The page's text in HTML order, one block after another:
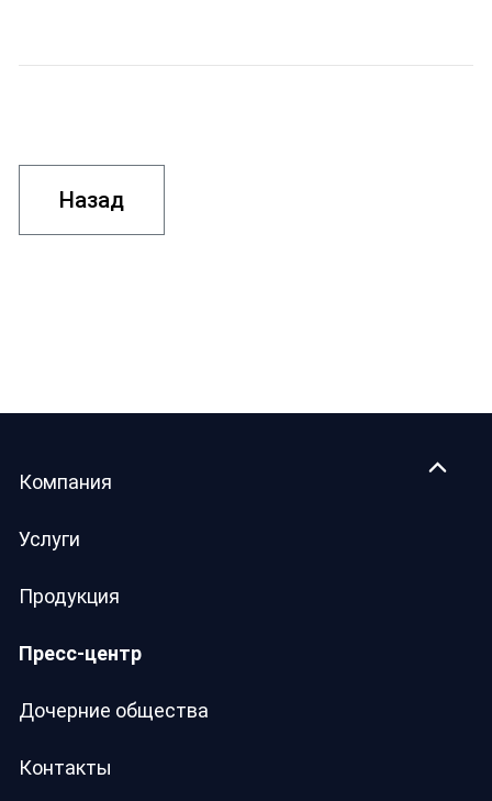
Назад
Компания
Услуги
Продукция
Пресс-центр
Дочерние общества
Контакты